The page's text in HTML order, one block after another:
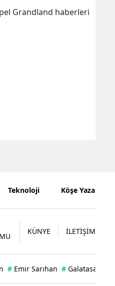
Grandland haberleri
Teknoloji Köşe Yazarları
KÜNYE İLETİŞİM
# Emir Sarıhan # Galatasaray'